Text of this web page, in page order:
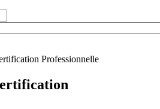
Professionnelle